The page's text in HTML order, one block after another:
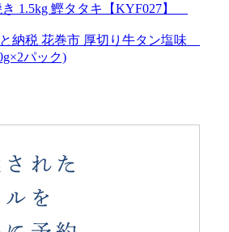
き 1.5kg 鰹タタキ【KYF027】
納税 花巻市 厚切り牛タン塩味
パック)